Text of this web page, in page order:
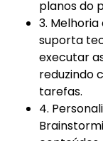
planos do
3.
suporta
executar
reduzindo
tarefas.
4.